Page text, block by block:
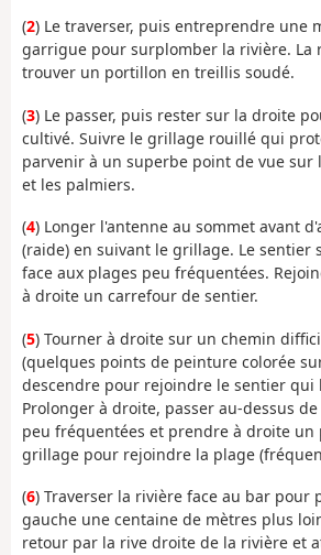
(2) Le traverser, puis entreprendre une
garrigue pour surplomber la rivière. La
trouver un portillon en treillis soudé.
(3) Le passer, puis rester sur la droite
cultivé. Suivre le grillage rouillé qui
parvenir à un superbe point de vue sur
et les palmiers.
(4) Longer l'antenne au sommet avant
(raide) en suivant le grillage. Le sentier
face aux plages peu fréquentées.
à droite un carrefour de sentier.
(5) Tourner à droite sur un chemin
(quelques points de peinture colorée
descendre pour rejoindre le sentier qui
Prolonger à droite, passer au-dessus
peu fréquentées et prendre à droite un
grillage pour rejoindre la plage
(6) Traverser la rivière face au bar pour
gauche une centaine de mètres plus
retour par la rive droite de la rivière et